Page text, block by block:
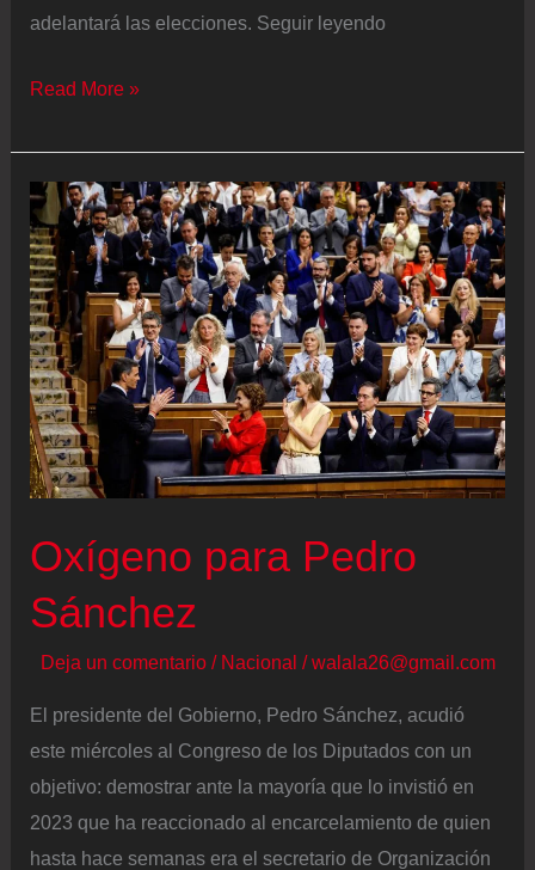
adelantará las elecciones. Seguir leyendo
Estrategias
en
marcha
y
a
ciegas
Read More »
Oxígeno para Pedro
Sánchez
Deja un comentario / Nacional /walala26@gmail.com
El presidente del Gobierno, Pedro Sánchez, acudió
este miércoles al Congreso de los Diputados con un
objetivo: demostrar ante la mayoría que lo invistió en
2023 que ha reaccionado al encarcelamiento de quien
hasta hace semanas era el secretario de Organización